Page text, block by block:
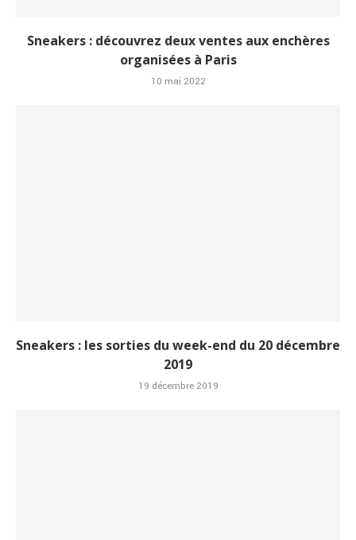
Sneakers : découvrez deux ventes aux enchères
organisées à Paris
10 mai 2022
Sneakers : les sorties du week-end du 20 décembre
2019
19 décembre 2019